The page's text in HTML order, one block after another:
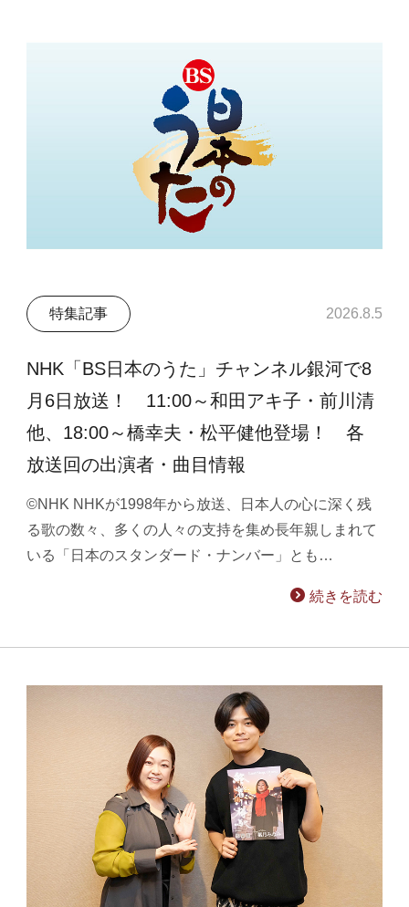
特集記事 2026.8.5
NHK「BS日本のうた」チャンネル銀河で8
月6日放送！ 11:00～和田アキ子・前川清
他、18:00～橋幸夫・松平健他登場！ 各
放送回の出演者・曲目情報
©NHK NHKが1998年から放送、日本人の心に深く残
る歌の数々、多くの人々の支持を集め長年親しまれて
いる「日本のスタンダード・ナンバー」とも…
続きを読む